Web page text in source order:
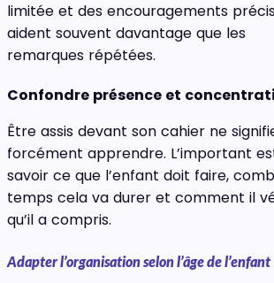
limitée et des encouragements
aident souvent davantage que les
remarques répétées.
Confondre présence et
Être assis devant son cahier ne
forcément apprendre. L’important
savoir ce que l’enfant doit faire,
temps cela va durer et comment il
qu’il a compris.
Adapter l’organisation selon l’âge de l’enfant